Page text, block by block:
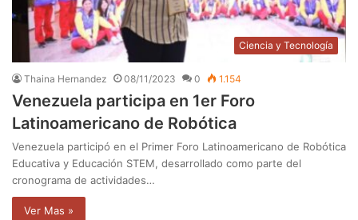
Ciencia y Tecnología
Thaina Hernandez 08/11/2023 0 1.154
Venezuela participa en 1er Foro
Latinoamericano de Robótica
Venezuela participó en el Primer Foro Latinoamericano de Robótica
Educativa y Educación STEM, desarrollado como parte del
cronograma de actividades…
Ver Mas »